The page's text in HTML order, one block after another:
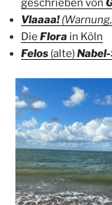
geschrieben von
Vlaaaa!
Die Flora in Köln
Felos (alte)